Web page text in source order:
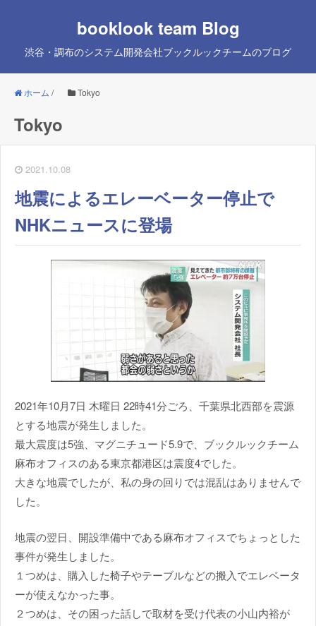
booklook team Blog
渋谷・調布のシステム開発会社ブックルックチームのブログ
ホーム / Tokyo
Tokyo
2021.10.08
地震によるエレーベーター停止で
NHKニュースに登場
2021年10月7日 木曜日 22時41分ごろ、千葉県北西部を震源
とする地震が発生しました。
最大震度は5強、マグニチュード5.9で、ブックルックチーム
麻布オフィスのある東京都港区は震度4でした。
大きな地震でしたが、私の身の回りでは混乱はありませんで
した。
地震の翌日、開設準備中である麻布オフィスでちょっとした
事件が発生しました。
１つめは、購入した椅子やテーブルなどの搬入でエレベータ
ーが使えなかった事。
２つめは、その困った話しで取材を受け代表の小山内裕が